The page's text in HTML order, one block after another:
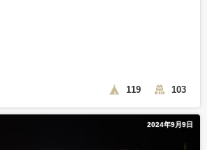
119 103
2024年9月9日